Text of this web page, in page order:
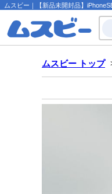
ムスビー｜【新品未開封品】
ムスビー トップ